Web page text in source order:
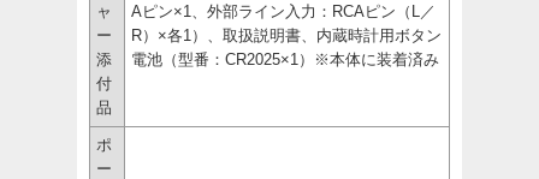
ャ
ー
添
付
品
Aピン×1、外部ライン入力：RCAピン（L／
R）×各1）、取扱説明書、内蔵時計用ボタン
電池（型番：CR2025×1）※本体に装着済み
ポ
ー